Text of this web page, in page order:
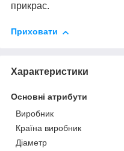
прикрас.
Приховати
Характеристики
Основні атрибути
Виробник
Країна виробник
Діаметр